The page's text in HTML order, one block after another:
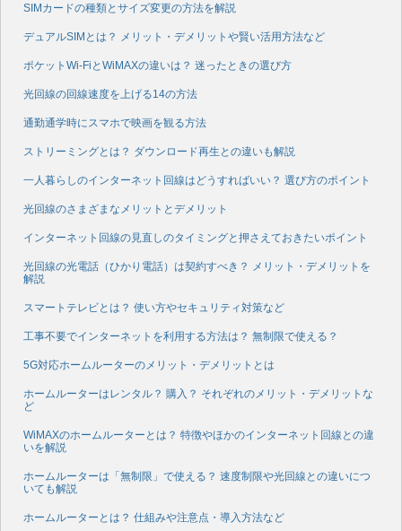
SIMカードの種類とサイズ変更の方法を解説
デュアルSIMとは？ メリット・デメリットや賢い活用方法など
ポケットWi-FiとWiMAXの違いは？ 迷ったときの選び方
光回線の回線速度を上げる14の方法
通勤通学時にスマホで映画を観る方法
ストリーミングとは？ ダウンロード再生との違いも解説
一人暮らしのインターネット回線はどうすればいい？ 選び方のポイント
光回線のさまざまなメリットとデメリット
インターネット回線の見直しのタイミングと押さえておきたいポイント
光回線の光電話（ひかり電話）は契約すべき？ メリット・デメリットを
解説
スマートテレビとは？ 使い方やセキュリティ対策など
工事不要でインターネットを利用する方法は？ 無制限で使える？
5G対応ホームルーターのメリット・デメリットとは
ホームルーターはレンタル？ 購入？ それぞれのメリット・デメリットな
ど
WiMAXのホームルーターとは？ 特徴やほかのインターネット回線との違
いを解説
ホームルーターは「無制限」で使える？ 速度制限や光回線との違いにつ
いても解説
ホームルーターとは？ 仕組みや注意点・導入方法など